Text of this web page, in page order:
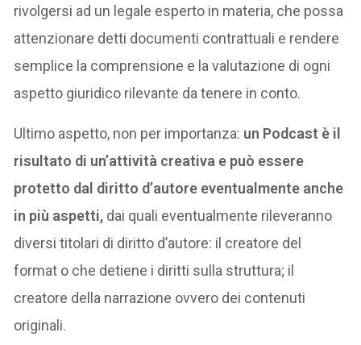
rivolgersi ad un legale esperto in materia, che possa
attenzionare detti documenti contrattuali e rendere
semplice la comprensione e la valutazione di ogni
aspetto giuridico rilevante da tenere in conto.
Ultimo aspetto, non per importanza: un Podcast è il
risultato di un’attività creativa e può essere
protetto dal diritto d’autore eventualmente anche
in più aspetti, dai quali eventualmente rileveranno
diversi titolari di diritto d’autore: il creatore del
format o che detiene i diritti sulla struttura; il
creatore della narrazione ovvero dei contenuti
originali.